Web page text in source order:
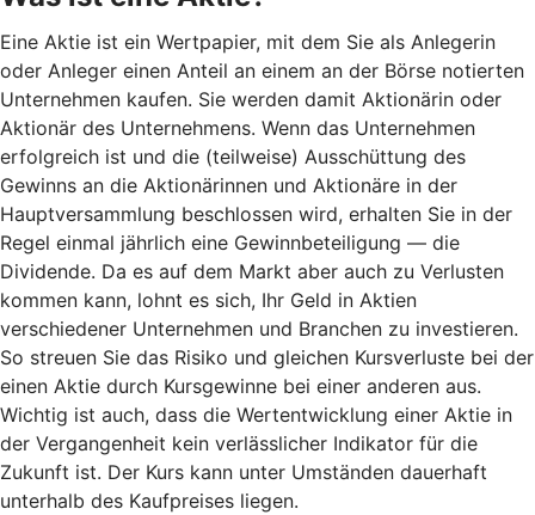
Eine Aktie ist ein Wertpapier, mit dem Sie als Anlegerin
oder Anleger einen Anteil an einem an der Börse notierten
Unternehmen kaufen. Sie werden damit Aktionärin oder
Aktionär des Unternehmens. Wenn das Unternehmen
erfolgreich ist und die (teilweise) Ausschüttung des
Gewinns an die Aktionärinnen und Aktionäre in der
Hauptversammlung beschlossen wird, erhalten Sie in der
Regel einmal jährlich eine Gewinnbeteiligung — die
Dividende. Da es auf dem Markt aber auch zu Verlusten
kommen kann, lohnt es sich, Ihr Geld in Aktien
verschiedener Unternehmen und Branchen zu investieren.
So streuen Sie das Risiko und gleichen Kursverluste bei der
einen Aktie durch Kursgewinne bei einer anderen aus.
Wichtig ist auch, dass die Wertentwicklung einer Aktie in
der Vergangenheit kein verlässlicher Indikator für die
Zukunft ist. Der Kurs kann unter Umständen dauerhaft
unterhalb des Kaufpreises liegen.